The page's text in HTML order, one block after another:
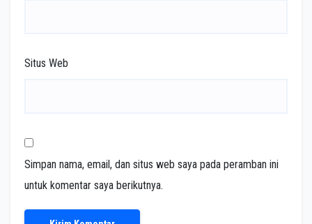
Situs Web
Simpan nama, email, dan situs web saya pada peramban ini
untuk komentar saya berikutnya.